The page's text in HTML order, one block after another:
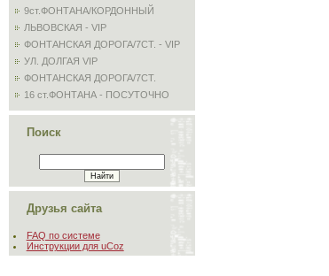
9ст.ФОНТАНА/КОРДОННЫЙ
ЛЬВОВСКАЯ - VIP
ФОНТАНСКАЯ ДОРОГА/7СТ. - VIP
УЛ. ДОЛГАЯ VIP
ФОНТАНСКАЯ ДОРОГА/7СТ.
16 ст.ФОНТАНА - ПОСУТОЧНО
Поиск
Друзья сайта
FAQ по системе
Инструкции для uCoz